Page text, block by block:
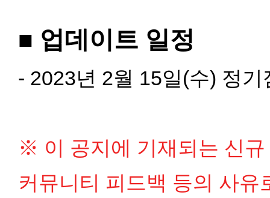
■ 업데이트 일정
- 2023년 2월 15일(수) 정
※ 이 공지에 기재되는 신
커뮤니티 피드백 등의 사